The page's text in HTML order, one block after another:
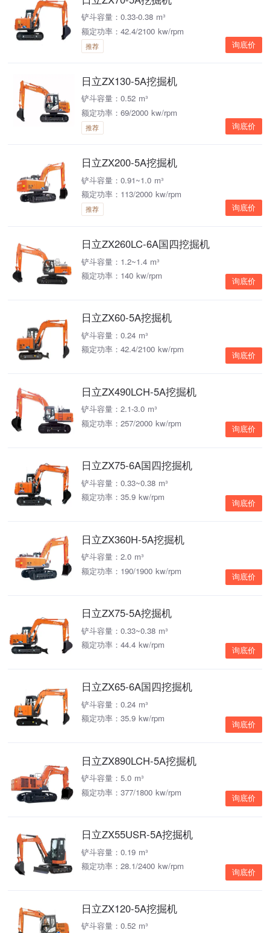
铲斗容量：0.33-0.38 m³
额定功率：42.4/2100 kw/rpm
推荐 询底价
日立ZX130-5A挖掘机
铲斗容量：0.52 m³
额定功率：69/2000 kw/rpm
推荐 询底价
日立ZX200-5A挖掘机
铲斗容量：0.91~1.0 m³
额定功率：113/2000 kw/rpm
推荐 询底价
日立ZX260LC-6A国四挖掘机
铲斗容量：1.2~1.4 m³
额定功率：140 kw/rpm
询底价
日立ZX60-5A挖掘机
铲斗容量：0.24 m³
额定功率：42.4/2100 kw/rpm
询底价
日立ZX490LCH-5A挖掘机
铲斗容量：2.1-3.0 m³
额定功率：257/2000 kw/rpm
询底价
日立ZX75-6A国四挖掘机
铲斗容量：0.33~0.38 m³
额定功率：35.9 kw/rpm
询底价
日立ZX360H-5A挖掘机
铲斗容量：2.0 m³
额定功率：190/1900 kw/rpm
询底价
日立ZX75-5A挖掘机
铲斗容量：0.33~0.38 m³
额定功率：44.4 kw/rpm
询底价
日立ZX65-6A国四挖掘机
铲斗容量：0.24 m³
额定功率：35.9 kw/rpm
询底价
日立ZX890LCH-5A挖掘机
铲斗容量：5.0 m³
额定功率：377/1800 kw/rpm
询底价
日立ZX55USR-5A挖掘机
铲斗容量：0.19 m³
额定功率：28.1/2400 kw/rpm
询底价
日立ZX120-5A挖掘机
铲斗容量：0.52 m³